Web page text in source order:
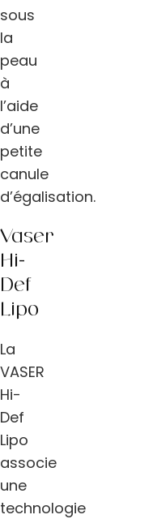
sous
la
peau
à
l’aide
d’une
petite
canule
d’égalisation.
Vaser
Hi-
Def
Lipo
La
VASER
Hi-
Def
Lipo
associe
une
technologie